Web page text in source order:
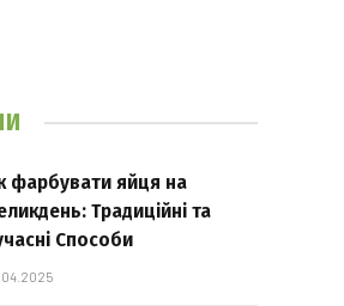
фарбувати яйця на
Традиційні та
Способи